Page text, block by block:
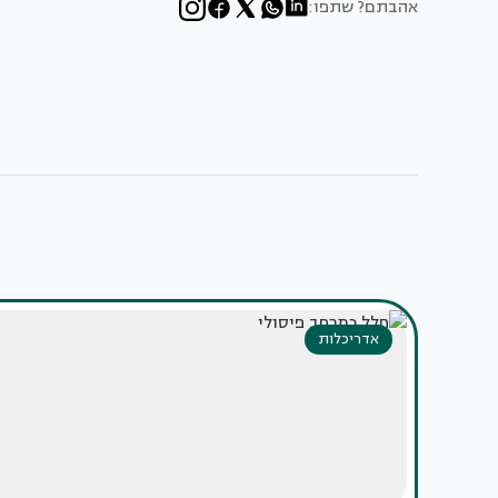
אהבתם? שתפו:
אדריכלות